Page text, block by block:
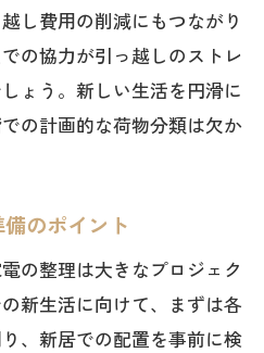
し費用の削減にもつながり
の協力が引っ越しのストレ
ょう。新しい生活を円滑に
の計画的な荷物分類は欠か
のポイント
の整理は大きなプロジェク
新生活に向けて、まずは各
、新居での配置を事前に検